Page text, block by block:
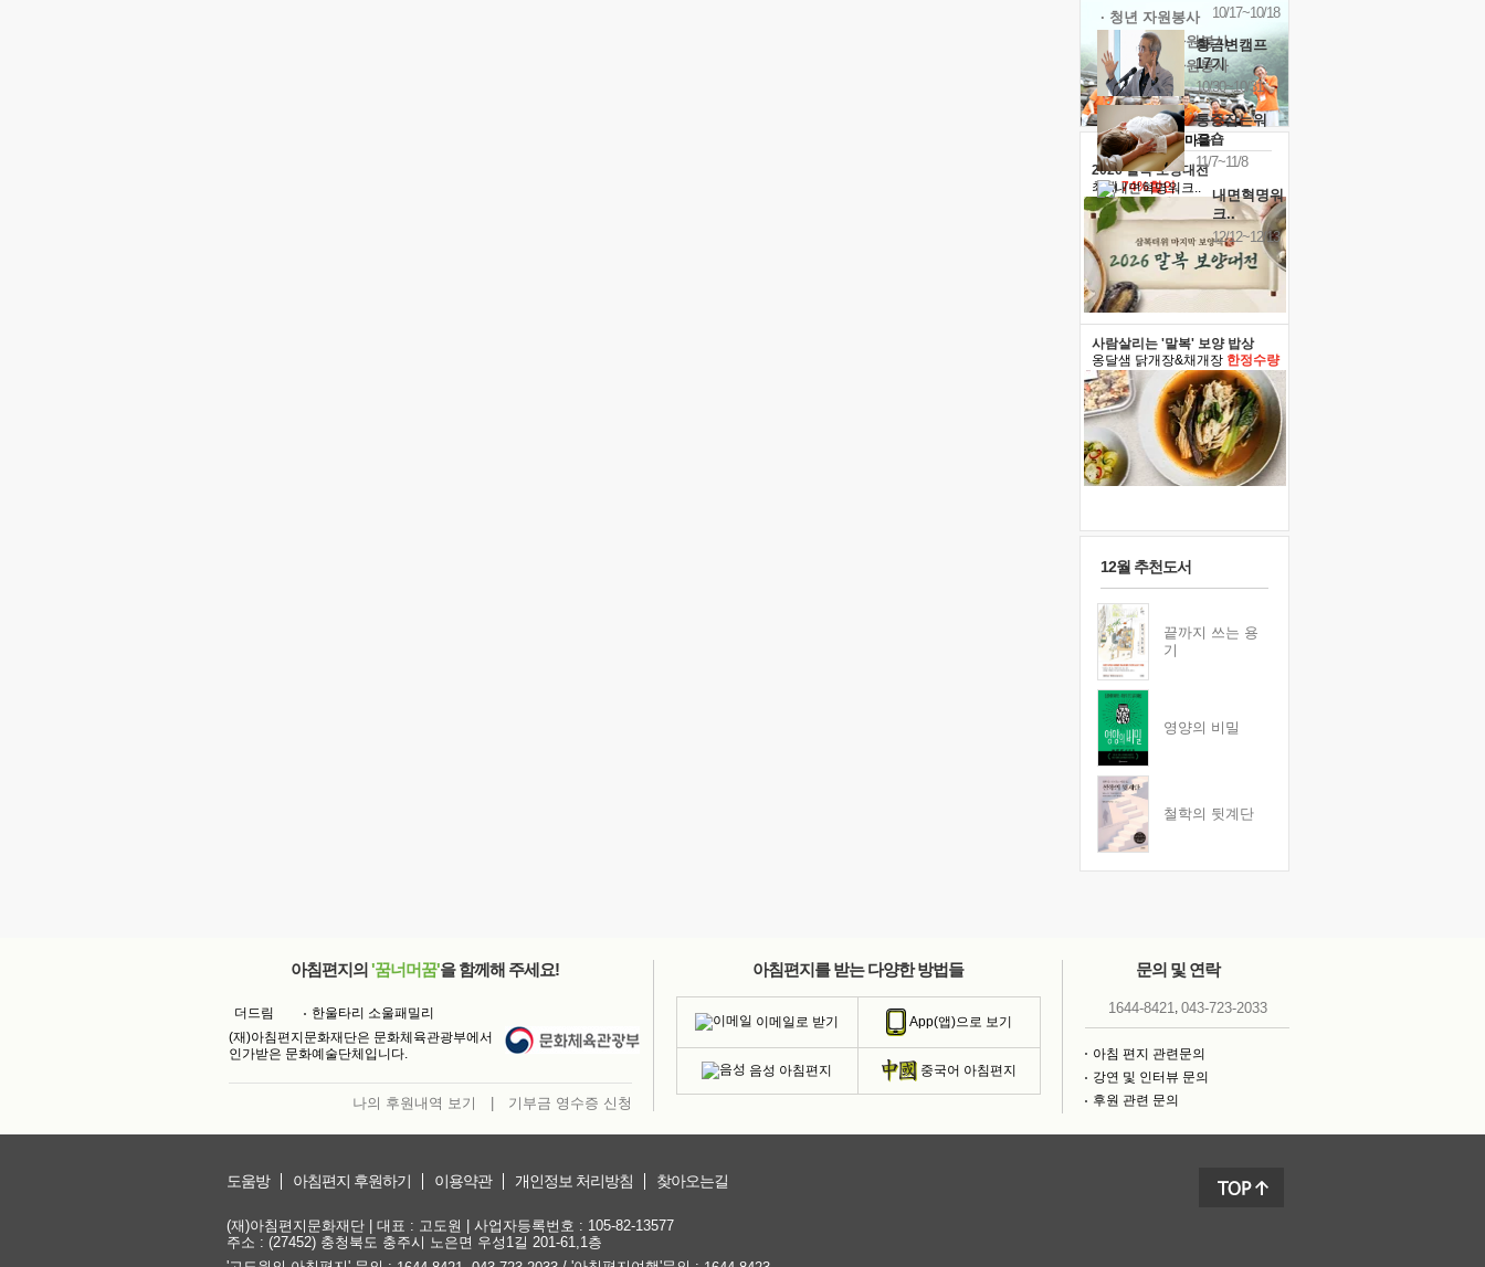
10/17~10/18
황금변캠프
17기
10/30~10/31
통증잡는워
크숍
11/7~11/8
내면혁명워
크..
12/12~12/13
· 청년 자원봉사
· 금빛청년 자원봉사
· 음식연구 자원봉사
2026 말복 보양대전
최대74%할인
사람살리는 '말복' 보양 밥상
옹달샘 닭개장&채개장 한정수량
12월 추천도서
끝까지 쓰는 용
기
영양의 비밀
철학의 뒷계단
아침편지의 '꿈너머꿈'을 함께해 주세요!
더드림
한울타리 소울패밀리
(재)아침편지문화재단은 문화체육관광부에서
인가받은 문화예술단체입니다.
나의 후원내역 보기 기부금 영수증 신청
아침편지를 받는 다양한 방법들
이메일로 받기 App(앱)으로 보기
음성 아침편지 중국어 아침편지
문의 및 연락
1644-8421, 043-723-2033
아침 편지 관련문의
강연 및 인터뷰 문의
후원 관련 문의
도움방 아침편지 후원하기 이용약관 개인정보 처리방침 찾아오는길
(재)아침편지문화재단 | 대표 : 고도원 | 사업자등록번호 : 105-82-13577
주소 : (27452) 충청북도 충주시 노은면 우성1길 201-61,1층